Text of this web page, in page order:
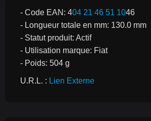
- Code EAN: 404 21 46 51 1046
- Longueur totale en mm: 130.0 mm
- Statut produit: Actif
- Utilisation marque: Fiat
- Poids: 504 g
U.R.L. : Lien Externe